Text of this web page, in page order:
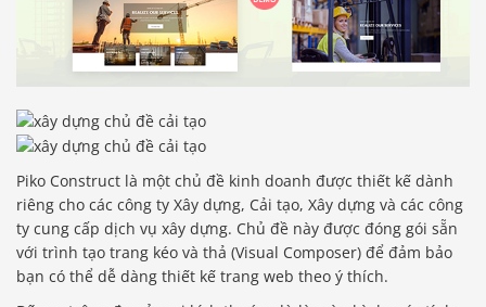
Piko Construct là một chủ đề kinh doanh được thiết kế dành
riêng cho các công ty Xây dựng, Cải tạo, Xây dựng và các công
ty cung cấp dịch vụ xây dựng. Chủ đề này được đóng gói sẵn
với trình tạo trang kéo và thả (Visual Composer) để đảm bảo
bạn có thể dễ dàng thiết kế trang web theo ý thích.